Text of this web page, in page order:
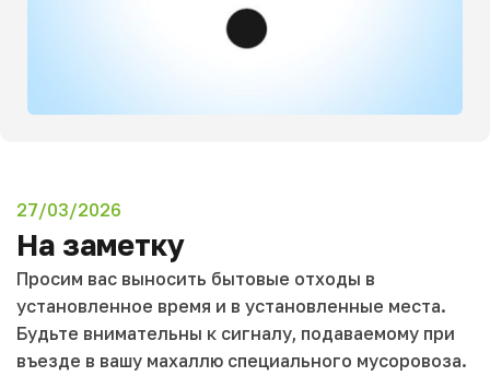
27/03/2026
На заметку
Просим вас выносить бытовые отходы в
установленное время и в установленные места.
Будьте внимательны к сигналу, подаваемому при
въезде в вашу махаллю специального мусоровоза.